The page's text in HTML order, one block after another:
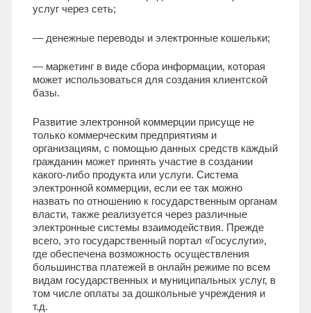
услуг через сеть;
— денежные переводы и электронные кошельки;
— маркетинг в виде сбора информации, которая
может использоваться для создания клиентской
базы.
Развитие электронной коммерции присуще не
только коммерческим предприятиям и
организациям, с помощью данных средств каждый
гражданин может принять участие в создании
какого-либо продукта или услуги. Система
электронной коммерции, если ее так можно
назвать по отношению к государственным органам
власти, также реализуется через различные
электронные системы взаимодействия. Прежде
всего, это государственный портал «Госуслуги»,
где обеспечена возможность осуществления
большинства платежей в онлайн режиме по всем
видам государственных и муниципальных услуг, в
том числе оплаты за дошкольные учреждения и
т.д.